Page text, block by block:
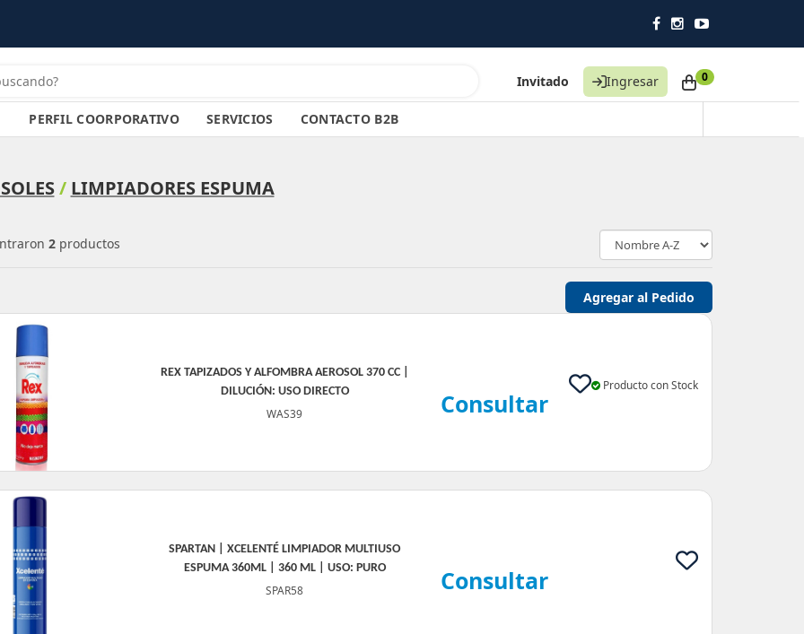
Invitado Ingresar 0
PERFIL COORPORATIVO SERVICIOS CONTACTO B2B
/ LIMPIADORES ESPUMA
2 productos
REX TAPIZADOS Y ALFOMBRA AEROSOL 370 CC |
DILUCIÓN: USO DIRECTO
WAS39
Producto con Stock
Consultar
SPARTAN | XCELENTÉ LIMPIADOR MULTIUSO
ESPUMA 360ML | 360 ML | USO: PURO
SPAR58 Consultar